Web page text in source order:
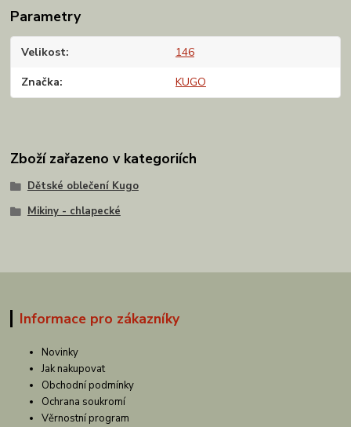
Parametry
Velikost 146
Značka KUGO
Zboží zařazeno v kategoriích
Dětské oblečení Kugo
Mikiny - chlapecké
Informace pro zákazníky
Novinky
Jak nakupovat
Obchodní podmínky
Ochrana soukromí
Věrnostní program